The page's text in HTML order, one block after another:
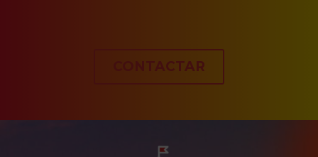
CONTACTAR